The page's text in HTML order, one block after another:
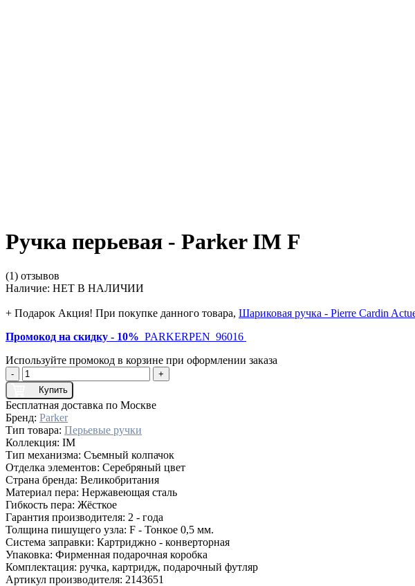
Ручка перьевая - Parker IM F
(1) отзывов
Наличие: НЕТ В НАЛИЧИИ
+ Подарок Акция! При покупке данного товара, Шариковая ручка - Pierre Cardin
Промокод на скидку - 10% PARKERPEN_96016
Используйте промокод в корзине при оформлении заказа
-
+
Купить
Бесплатная доставка по Москве
Бренд: Parker
Тип товара: Перьевые ручки
Коллекция: IM
Тип механизма: Съемный колпачок
Отделка элементов: Серебряный цвет
Страна бренда: Великобритания
Материал пера: Нержавеющая сталь
Гибкость пера: Жёсткое
Гарантия производителя: 2 - года
Толщина пишущего узла: F - Тонкое 0,5 мм.
Система заправки: Картриджно - конверторная
Упаковка: Фирменная подарочная коробка
Комплектация: ручка, картридж, подарочный футляр
Артикул производителя: 2143651